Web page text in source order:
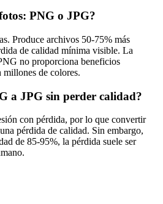
PNG o JPG?
Produce archivos 50-75% más
de calidad mínima visible. La
no proporciona beneficios
de colores.
a JPG sin perder calidad?
con pérdida, por lo que convertir
pérdida de calidad. Sin embargo,
de 85-95%, la pérdida suele ser